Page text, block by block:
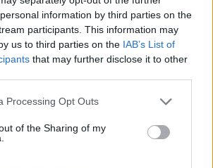
information by third parties on the
participants. This information may
us to third parties on the IAB’s List of
that may further disclose it to other
Processing Opt Outs
of the Sharing of my
Diademas para bebés
LEER